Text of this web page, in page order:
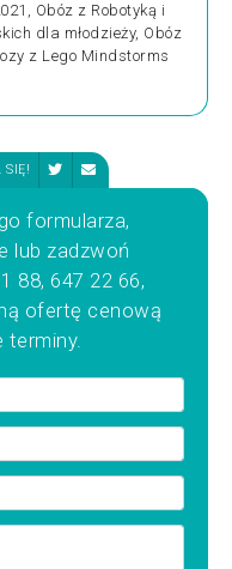
Obóz z Robotyką i
dla młodzieży, Obóz
z Lego Mindstorms
SIĘ!
formularza,
lub zadzwoń
88, 647 22 66,
ofertę cenową
terminy.